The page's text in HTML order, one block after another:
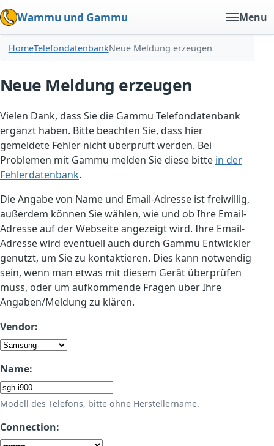
Wammu und Gammu Menu
HomeTelefondatenbankNeue Meldung erzeugen
Neue Meldung erzeugen
Vielen Dank, dass Sie die Gammu Telefondatenbank
ergänzt haben. Bitte beachten Sie, dass hier
gemeldete Fehler nicht überprüft werden. Bei
Problemen mit Gammu melden Sie diese bitte in der
Fehlerdatenbank.
Die Angabe von Name und Email-Adresse ist freiwillig,
außerdem können Sie wählen, wie und ob Ihre Email-
Adresse auf der Webseite angezeigt wird. Ihre Email-
Adresse wird eventuell auch durch Gammu Entwickler
genutzt, um Sie zu kontaktieren. Dies kann notwendig
sein, wenn man etwas mit diesem Gerät überprüfen
muss, oder um aufkommende Fragen über Ihre
Angaben/Meldung zu klären.
Vendor:
Name:
Modell des Telefons, bitte ohne Herstellername.
Connection: